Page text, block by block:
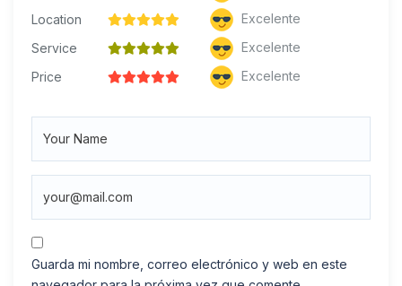
Location
Excelente
Service
Excelente
Price
Excelente
Guarda mi nombre, correo electrónico y web en este